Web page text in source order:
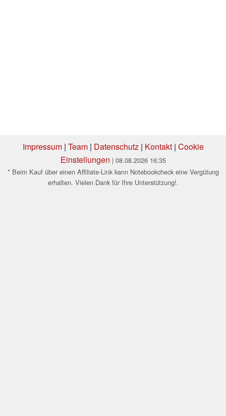
Impressum| Team| Datenschutz| Kontakt| Cookie
Einstellungen | 08.08.2026 16:35
* Beim Kauf über einen Affiliate-Link kann Notebookcheck eine Vergütung
erhalten. Vielen Dank für Ihre Unterstützung!.